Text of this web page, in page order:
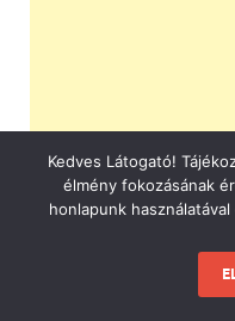
Kedves Látogató!
élmény fokozásának
honlapunk